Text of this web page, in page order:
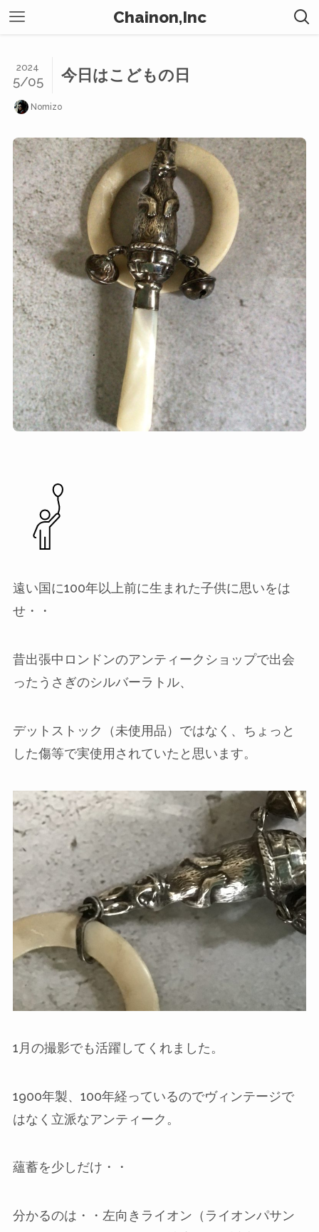
Chainon,Inc
今日はこどもの日
2024
5/05
Nomizo
遠い国に100年以上前に生まれた子供に思いをは
せ・・
昔出張中ロンドンのアンティークショップで出会
ったうさぎのシルバーラトル、
デットストック（未使用品）ではなく、ちょっと
した傷等で実使用されていたと思います。
1月の撮影でも活躍してくれました。
1900年製、100年経っているのでヴィンテージで
はなく立派なアンティーク。
蘊蓄を少しだけ・・
分かるのは・・左向きライオン（ライオンパサン